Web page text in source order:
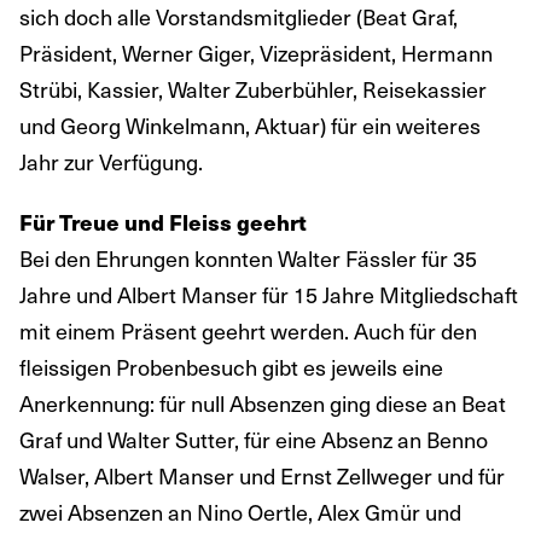
sich doch alle Vorstandsmitglieder (Beat Graf,
Präsident, Werner Giger, Vizepräsident, Hermann
Strübi, Kassier, Walter Zuberbühler, Reisekassier
und Georg Winkelmann, Aktuar) für ein weiteres
Jahr zur Verfügung.
Für Treue und Fleiss geehrt
Bei den Ehrungen konnten Walter Fässler für 35
Jahre und Albert Manser für 15 Jahre Mitgliedschaft
mit einem Präsent geehrt werden. Auch für den
fleissigen Probenbesuch gibt es jeweils eine
Anerkennung: für null Absenzen ging diese an Beat
Graf und Walter Sutter, für eine Absenz an Benno
Walser, Albert Manser und Ernst Zellweger und für
zwei Absenzen an Nino Oertle, Alex Gmür und